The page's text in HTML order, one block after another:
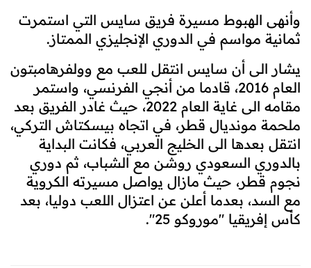
وأنهى الهبوط مسيرة فريق سايس التي استمرت
ثمانية مواسم في الدوري الإنجليزي الممتاز.
يشار الى أن سايس انتقل للعب مع وولفرهامبتون
العام 2016، قادما من أنجي الفرنسي، واستمر
مقامه الى غاية العام 2022، حيث غادر الفريق بعد
ملحمة مونديال قطر، في اتجاه بيسكتاش التركي،
انتقل بعدها الى الخليج العربي، فكانت البداية
بالدوري السعودي روشن مع الشباب، ثم دوري
نجوم قطر، حيث مازال يواصل مسيرته الكروية
مع السد، بعدما أعلن عن اعتزال اللعب دوليا، بعد
كأس إفريقيا "موروكو 25".